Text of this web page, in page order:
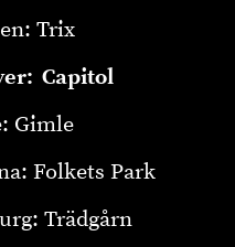
Trix
Capitol
Gimle
Folkets Park
Trädgårn